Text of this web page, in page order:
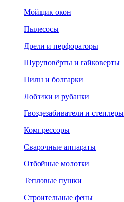
Мойщик окон
Пылесосы
Дрели и перфораторы
Шуруповёрты и гайковерты
Пилы и болгарки
Лобзики и рубанки
Гвоздезабиватели и степлеры
Компрессоры
Сварочные аппараты
Отбойные молотки
Тепловые пушки
Строительные фены